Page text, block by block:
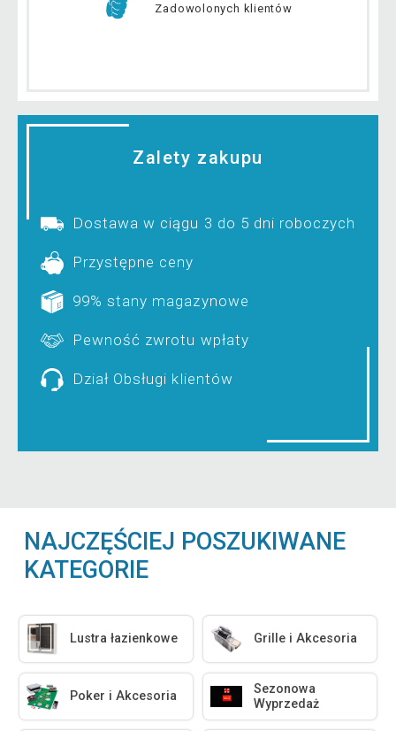
Zadowolonych klientów
Zalety zakupu
Dostawa w ciągu 3 do 5 dni roboczych
Przystępne ceny
99% stany magazynowe
Pewność zwrotu wpłaty
Dział Obsługi klientów
NAJCZĘŚCIEJ POSZUKIWANE
KATEGORIE
Lustra łazienkowe Grille i Akcesoria
Poker i Akcesoria
Sezonowa
Wyprzedaż